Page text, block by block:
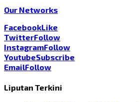
Our Networks
FacebookLike
TwitterFollow
InstagramFollow
YoutubeSubscribe
EmailFollow
Liputan Terkini